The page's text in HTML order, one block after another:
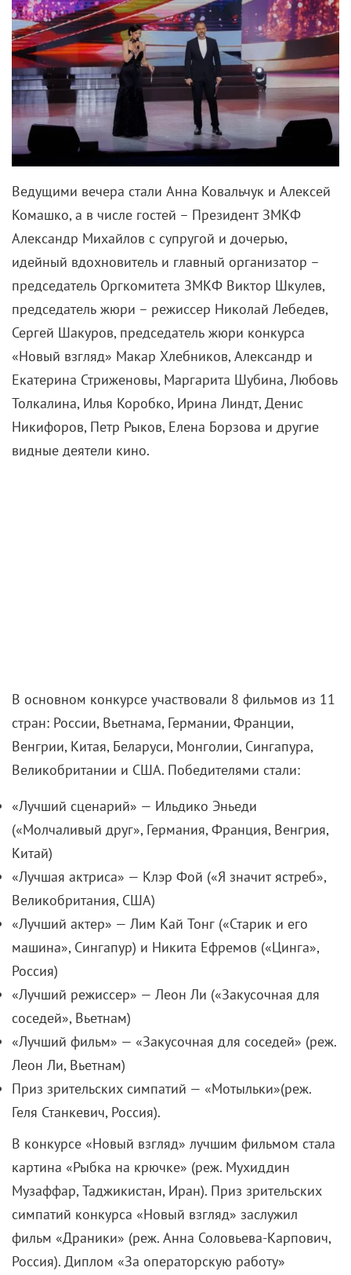
Ведущими вечера стали Анна Ковальчук и Алексей
Комашко, а в числе гостей – Президент ЗМКФ
Александр Михайлов с супругой и дочерью,
идейный вдохновитель и главный организатор –
председатель Оргкомитета ЗМКФ Виктор Шкулев,
председатель жюри – режиссер Николай Лебедев,
Сергей Шакуров, председатель жюри конкурса
«Новый взгляд» Макар Хлебников, Александр и
Екатерина Стриженовы, Маргарита Шубина, Любовь
Толкалина, Илья Коробко, Ирина Линдт, Денис
Никифоров, Петр Рыков, Елена Борзова и другие
видные деятели кино.
В основном конкурсе участвовали 8 фильмов из 11
стран: России, Вьетнама, Германии, Франции,
Венгрии, Китая, Беларуси, Монголии, Сингапура,
Великобритании и США. Победителями стали:
«Лучший сценарий» — Ильдико Эньеди
(«Молчаливый друг», Германия, Франция, Венгрия,
Китай)
«Лучшая актриса» — Клэр Фой («Я значит ястреб»,
Великобритания, США)
«Лучший актер» — Лим Кай Тонг («Старик и его
машина», Сингапур) и Никита Ефремов («Цинга»,
Россия)
«Лучший режиссер» — Леон Ли («Закусочная для
соседей», Вьетнам)
«Лучший фильм» — «Закусочная для соседей» (реж.
Леон Ли, Вьетнам)
Приз зрительских симпатий — «Мотыльки»(реж.
Геля Станкевич, Россия).
В конкурсе «Новый взгляд» лучшим фильмом стала
картина «Рыбка на крючке» (реж. Мухиддин
Музаффар, Таджикистан, Иран). Приз зрительских
симпатий конкурса «Новый взгляд» заслужил
фильм «Драники» (реж. Анна Соловьева-Карпович,
Россия). Диплом «За операторскую работу»